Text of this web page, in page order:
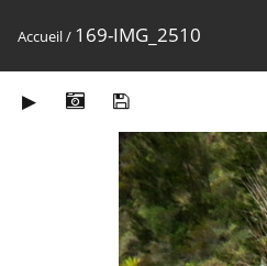
Accueil/ 169-IMG_2510